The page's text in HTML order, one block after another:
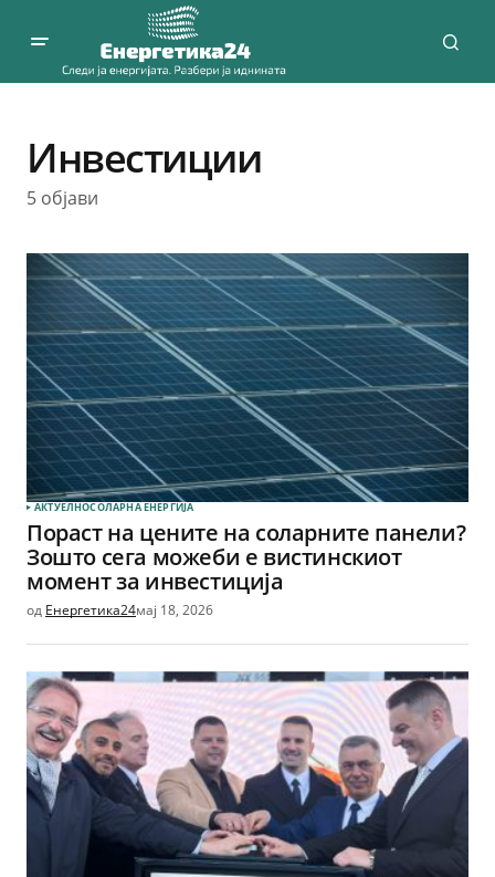
Инвестиции
5 објави
АКТУЕЛНОСОЛАРНА EНЕРГИЈА
Пораст на цените на соларните панели?
Зошто сега можеби е вистинскиот
момент за инвестиција
од Енергетика24мај 18, 2026